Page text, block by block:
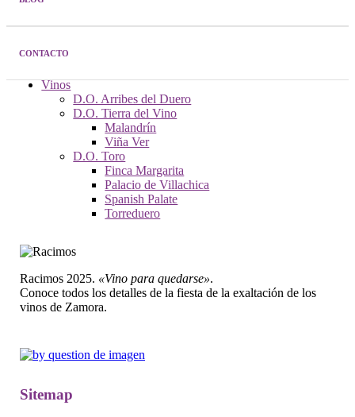
CONTACTO
Cross
Vinos
D.O. Arribes del Duero
D.O. Tierra del Vino
Malandrín
Viña Ver
D.O. Toro
Finca Margarita
Palacio de Villachica
Spanish Palate
Torreduero
Racimos 2025. «Vino para quedarse».
Conoce todos los detalles de la fiesta de la exaltación de los
vinos de Zamora.
Sitemap